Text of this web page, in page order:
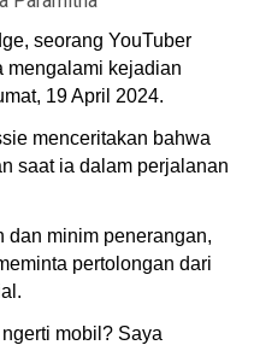
seorang YouTuber
mengalami kejadian
19 April 2024.
menceritakan bahwa
saat ia dalam perjalanan
dan minim penerangan,
pertolongan dari
mobil? Saya